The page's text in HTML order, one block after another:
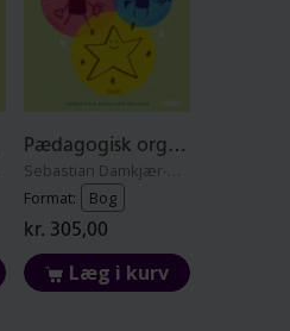
Pædagogisk organisering i dagtilbud
Sebastian Damkjær-Ohlsen
Format:
Bog
kr. 305,00
Læg i kurv